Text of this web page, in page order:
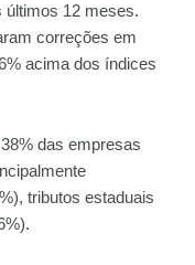
últimos 12 meses.
correções em
acima dos índices
das empresas
tributos estaduais